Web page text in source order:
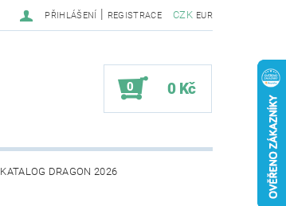
CZK EUR
PŘIHLÁŠENÍ | REGISTRACE
0 0 Kč
KATALOG DRAGON 2026